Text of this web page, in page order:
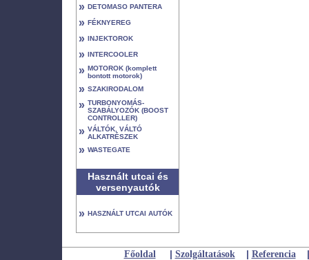
» DETOMASO PANTERA
» FÉKNYEREG
» INJEKTOROK
» INTERCOOLER
» MOTOROK (komplett
bontott motorok)
» SZAKIRODALOM
» TURBONYOMÁS-
SZABÁLYOZÓK (BOOST
CONTROLLER)
» VÁLTÓK, VÁLTÓ
ALKATRÉSZEK
» WASTEGATE
Használt utcai és
versenyautók
» HASZNÁLT UTCAI AUTÓK
Főoldal | Szolgáltatások | Referencia |